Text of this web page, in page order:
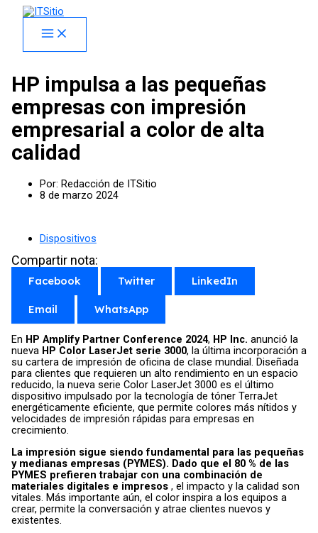
Skip
HP impulsa a las pequeñas
empresas con impresión
empresarial a color de alta
calidad
Por: Redacción de ITSitio
8 de marzo 2024
Dispositivos
Compartir nota:
Facebook Twitter LinkedIn
Email WhatsApp
En HP Amplify Partner Conference 2024, HP Inc. anunció la
nueva HP Color LaserJet serie 3000, la última incorporación a
su cartera de impresión de oficina de clase mundial. Diseñada
para clientes que requieren un alto rendimiento en un espacio
reducido, la nueva serie Color LaserJet 3000 es el último
dispositivo impulsado por la tecnología de tóner TerraJet
energéticamente eficiente, que permite colores más nítidos y
velocidades de impresión rápidas para empresas en
crecimiento.
La impresión sigue siendo fundamental para las pequeñas
y medianas empresas (PYMES). Dado que el 80 % de las
PYMES prefieren trabajar con una combinación de
materiales digitales e impresos, el impacto y la calidad son
vitales. Más importante aún, el color inspira a los equipos a
crear, permite la conversación y atrae clientes nuevos y
existentes.